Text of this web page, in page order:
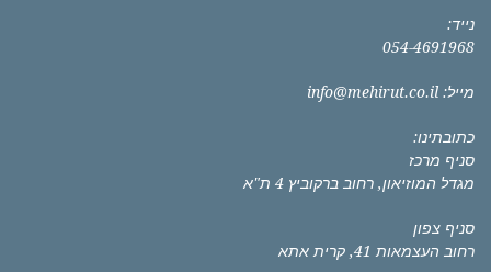
נייד:
054-4691968
מייל: info@mehirut.co.il
כתובתינו:
סניף מרכז
מגדל המוזיאון, רחוב ברקוביץ 4 ת"א
סניף צפון
רחוב העצמאות 41, קרית אתא